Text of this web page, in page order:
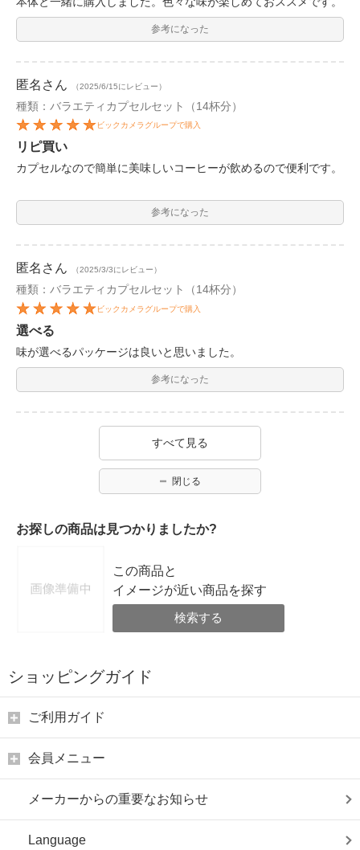
参考になった
匿名 さん （2025/6/15にレビュー）
種類：バラエティカプセルセット（14杯分）
ビックカメラグループで購入
リピ買い
カプセルなので簡単に美味しいコーヒーが飲めるので便利です。
参考になった
匿名 さん （2025/3/3にレビュー）
種類：バラエティカプセルセット（14杯分）
ビックカメラグループで購入
選べる
味が選べるパッケージは良いと思いました。
参考になった
すべて見る
閉じる
お探しの商品は見つかりましたか?
この商品と
イメージが近い商品を探す
検索する
ショッピングガイド
ご利用ガイド
会員メニュー
メーカーからの重要なお知らせ
Language